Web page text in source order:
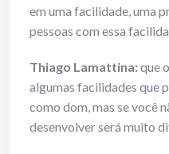
em uma facilidade, uma
pessoas com essa
Thiago Lamattina:que
algumas facilidades que
como dom, mas se você
desenvolver será muito